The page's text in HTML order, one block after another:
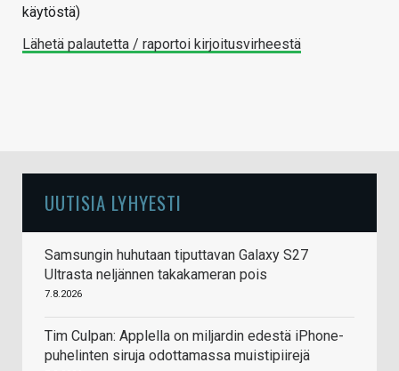
käytöstä)
Lähetä palautetta / raportoi kirjoitusvirheestä
UUTISIA LYHYESTI
Samsungin huhutaan tiputtavan Galaxy S27
Ultrasta neljännen takakameran pois
7.8.2026
Tim Culpan: Applella on miljardin edestä iPhone-
puhelinten siruja odottamassa muistipiirejä